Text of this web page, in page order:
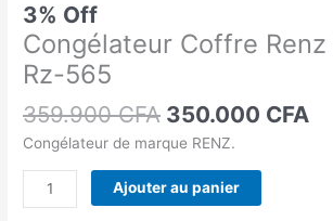
3% Off
Congélateur Coffre
Rz-565
359.900CFA 350.000 CFA
Congélateur de marque RENZ.
Ajouter au panier